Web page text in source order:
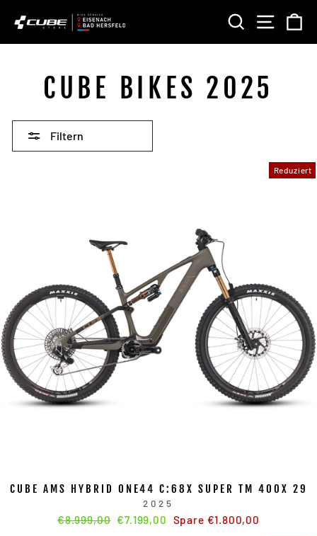
zum
Inhalt
SUCHE
CUBE BIKES 2025
Filtern
Reduziert
CUBE AMS HYBRID ONE44 C:68X SUPER TM 400X 29
2025
Normaler
€8.999,00 Sonderpreis
€7.199,00 Spare €1.800,00